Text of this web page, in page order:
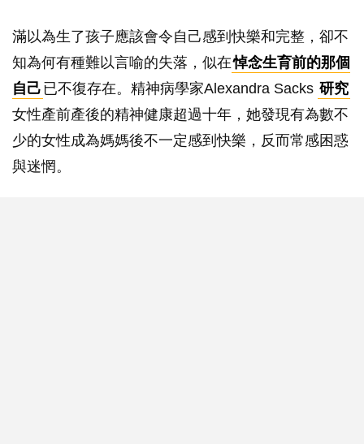
滿以為生了孩子應該會令自己感到快樂和完整，卻不
知為何有種難以言喻的失落，似在悼念生育前的那個
自己 已不復存在。精神病學家Alexandra Sacks 研究
女性產前產後的精神健康超過十年，她發現有為數不
少的女性成為媽媽後不一定感到快樂，反而常感困惑
與迷惘。